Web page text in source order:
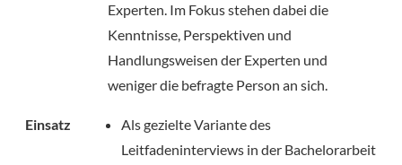
Experten. Im Fokus stehen dabei die
Kenntnisse, Perspektiven und
Handlungsweisen der Experten und
weniger die befragte Person an sich.
Einsatz
Als gezielte Variante des
Leitfadeninterviews in der Bachelorarbeit